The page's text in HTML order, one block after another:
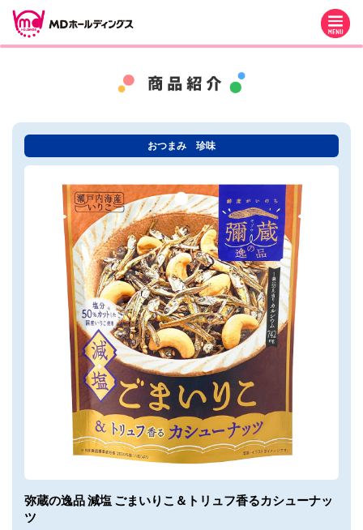
おつまみ 珍味
弥蔵の逸品 減塩 ごまいりこ＆トリュフ香るカシューナッ
ツ